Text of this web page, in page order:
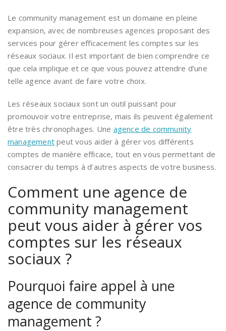
Le community management est un domaine en pleine
expansion, avec de nombreuses agences proposant des
services pour gérer efficacement les comptes sur les
réseaux sociaux. Il est important de bien comprendre ce
que cela implique et ce que vous pouvez attendre d’une
telle agence avant de faire votre choix.
Les réseaux sociaux sont un outil puissant pour
promouvoir votre entreprise, mais ils peuvent également
être très chronophages. Une agence de community
management peut vous aider à gérer vos différents
comptes de manière efficace, tout en vous permettant de
consacrer du temps à d’autres aspects de votre business.
Comment une agence de
community management
peut vous aider à gérer vos
comptes sur les réseaux
sociaux ?
Pourquoi faire appel à une
agence de community
management ?